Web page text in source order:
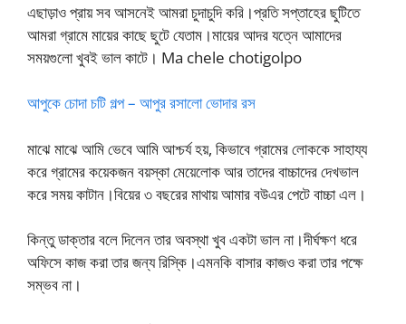
এছাড়াও প্রায় সব আসনেই আমরা চুদাচুদি করি।প্রতি সপ্তাহের ছুটিতে
আমরা গ্রামে মায়ের কাছে ছুটে যেতাম।মায়ের আদর যত্নে আমাদের
সময়গুলো খুবই ভাল কাটে। Ma chele chotigolpo
আপুকে চোদা চটি গল্প – আপুর রসালো ভোদার রস
মাঝে মাঝে আমি ভেবে আমি আশ্চর্য হয়, কিভাবে গ্রামের লোককে সাহায্য
করে গ্রামের কয়েকজন বয়স্কা মেয়েলোক আর তাদের বাচ্চাদের দেখভাল
করে সময় কাটান।বিয়ের ৩ বছরের মাথায় আমার বউএর পেটে বাচ্চা এল।
কিন্তু ডাক্তার বলে দিলেন তার অবস্থা খুব একটা ভাল না।দীর্ঘক্ষণ ধরে
অফিসে কাজ করা তার জন্য রিস্কি।এমনকি বাসার কাজও করা তার পক্ষে
সম্ভব না।